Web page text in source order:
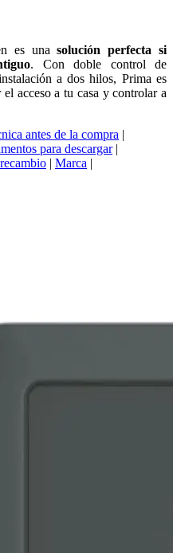
es unasolución perfecta si
. Con doble control de
a dos hilos, Prima es
acceso a tu casa y controlar a
antes de la compra |
para descargar |
| Marca |